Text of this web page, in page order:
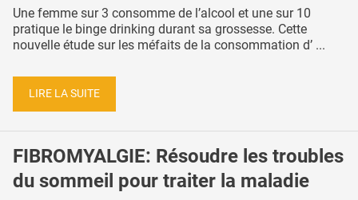
Une femme sur 3 consomme de l’alcool et une sur 10
pratique le binge drinking durant sa grossesse. Cette
nouvelle étude sur les méfaits de la consommation d’ ...
LIRE LA SUITE
FIBROMYALGIE: Résoudre les troubles
du sommeil pour traiter la maladie